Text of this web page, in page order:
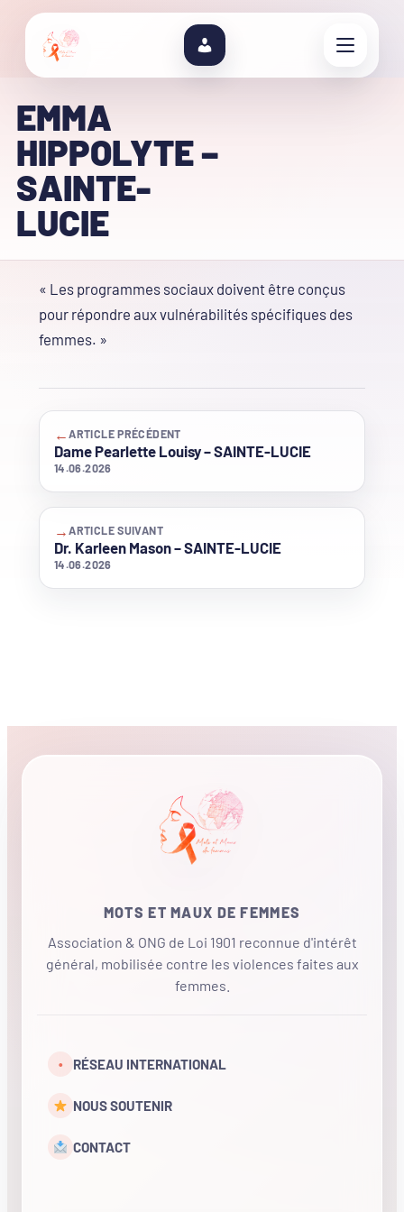
EMMA
HIPPOLYTE –
SAINTE-
LUCIE
« Les programmes sociaux doivent être conçus
pour répondre aux vulnérabilités spécifiques des
femmes. »
←ARTICLE PRÉCÉDENT
Dame Pearlette Louisy – SAINTE-LUCIE
14.06.2026
→ARTICLE SUIVANT
Dr. Karleen Mason – SAINTE-LUCIE
14.06.2026
MOTS ET MAUX DE FEMMES
Association & ONG de Loi 1901 reconnue d'intérêt
général, mobilisée contre les violences faites aux
femmes.
• RÉSEAU INTERNATIONAL
NOUS SOUTENIR
CONTACT